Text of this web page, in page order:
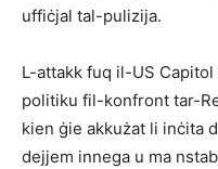
uffiċjal tal-pulizija.
L-attakk fuq il-US
politiku fil-konfront tar-
kien ġie akkużat li inċita
dejjem innega u ma